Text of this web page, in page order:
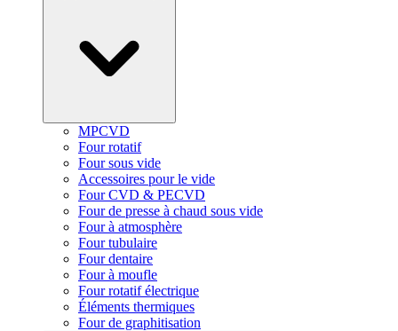
MPCVD
Four rotatif
Four sous vide
Accessoires pour le vide
Four CVD & PECVD
Four de presse à chaud sous vide
Four à atmosphère
Four tubulaire
Four dentaire
Four à moufle
Four rotatif électrique
Éléments thermiques
Four de graphitisation